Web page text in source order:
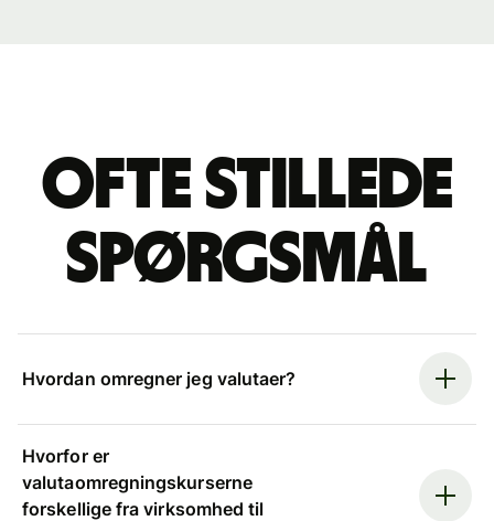
Ofte stillede
spørgsmål
Hvordan omregner jeg valutaer?
Hvorfor er
valutaomregningskurserne
forskellige fra virksomhed til